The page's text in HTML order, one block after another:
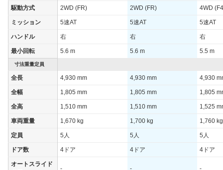
装備オプション
駆動方式 2WD (FR) 2WD (FR) 4WD
ミッション 5速AT 5速AT 5速AT
ハンドル 右 右 右
最小回転 5.6 m 5.6 m 5.5 m
寸法重量定員
全長 4,930 mm 4,930 mm 4,930
全幅 1,805 mm 1,805 mm 1,805
全高 1,510 mm 1,510 mm 1,525
車両重量 1,670 kg 1,700 kg 1,760 kg
定員 5人 5人 5人
ドア数 4ドア 4ドア 4ドア
オートスライド
- - -